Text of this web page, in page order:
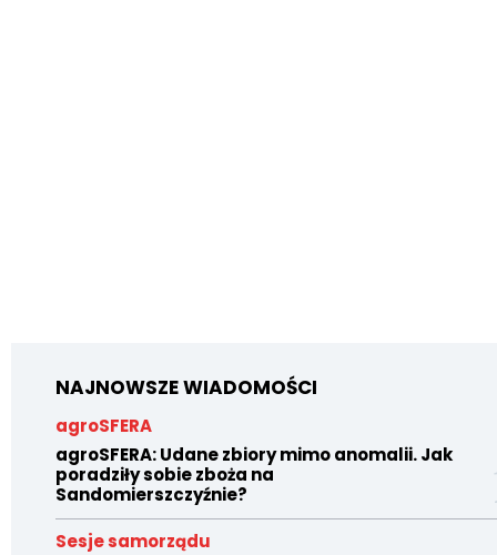
NAJNOWSZE WIADOMOŚCI
agroSFERA
agroSFERA: Udane zbiory mimo anomalii. Jak
poradziły sobie zboża na
Sandomierszczyźnie?
Sesje samorządu